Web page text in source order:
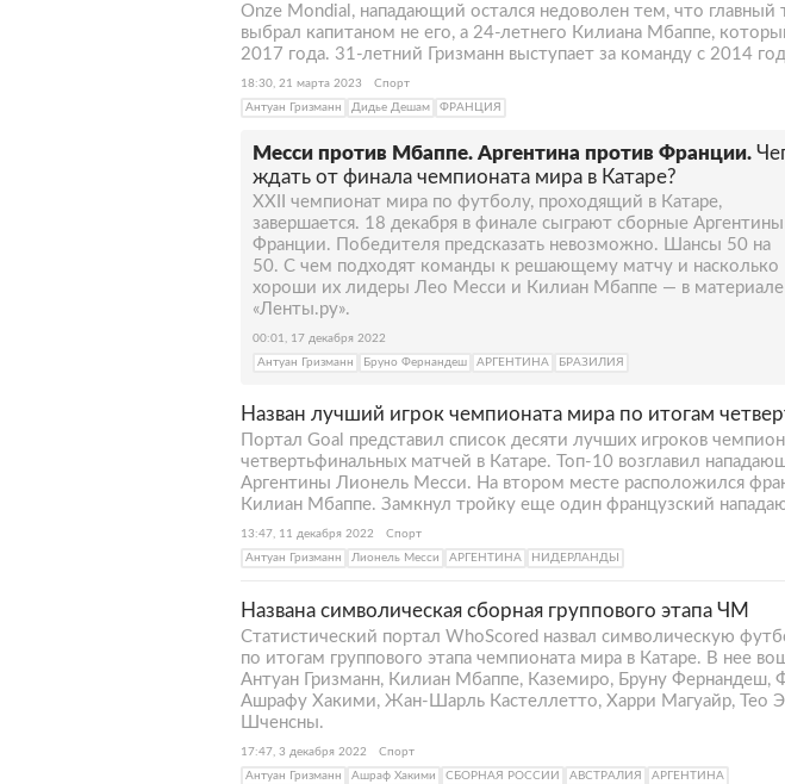
Onze Mondial, нападающий остался недоволен тем, что
выбрал капитаном не его, а 24-летнего Килиана Мбаппе,
2017 года. 31-летний Гризманн выступает за команду с 2014
18:30, 21 марта 2023
Спорт
Антуан Гризманн
Дидье Дешам ФРАНЦИЯ
Месси против Мбаппе. Аргентина против Франции.
ждать от финала чемпионата мира в Катаре?
XXII чемпионат мира по футболу, проходящий в Катаре,
завершается. 18 декабря в финале сыграют сборные
Франции. Победителя предсказать невозможно. Шансы 50 на
50. С чем подходят команды к решающему матчу и насколько
хороши их лидеры Лео Месси и Килиан Мбаппе — в материале
«Ленты.ру».
00:01, 17 декабря 2022
Антуан Гризманн
Бруно Фернандеш АРГЕНТИНА БРАЗИЛИЯ
Назван лучший игрок чемпионата мира по итогам
Портал Goal представил список десяти лучших игроков
четвертьфинальных матчей в Катаре. Топ-10 возглавил
Аргентины Лионель Месси. На втором месте расположился
Килиан Мбаппе. Замкнул тройку еще один французский
13:47, 11 декабря 2022
Спорт
Антуан Гризманн
Лионель Месси АРГЕНТИНА НИДЕРЛАНДЫ
Названа символическая сборная группового этапа ЧМ
Статистический портал WhoScored назвал символическую
по итогам группового этапа чемпионата мира в Катаре. В нее
Антуан Гризманн, Килиан Мбаппе, Каземиро, Бруну Фернандеш,
Ашрафу Хакими, Жан-Шарль Кастеллетто, Харри Магуайр, Тео
Шченсны.
17:47, 3 декабря 2022
Спорт
Антуан Гризманн
Ашраф Хакими СБОРНАЯ РОССИИ АВСТРАЛИЯ АРГЕНТИНА